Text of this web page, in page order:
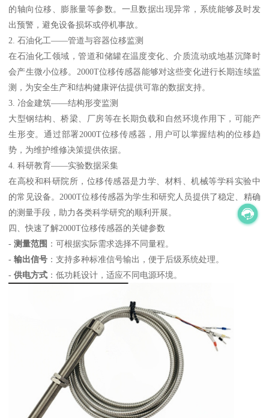
的轴向位移、膨胀量等参数。一旦数据出现异常，系统能够及时发
出预警，避免设备损坏或停机事故。
2. 石油化工——管道与容器位移监测
在石油化工领域，管道和储罐在温度变化、介质流动或地基沉降时
会产生微小位移。2000T位移传感器能够对这些变化进行长期连续监
测，为安全生产和结构健康评估提供可靠的数据支持。
3. 冶金建筑——结构形变监测
大型钢结构、桥梁、厂房等在长期负载和自然环境作用下，可能产
生形变。通过部署2000T位移传感器，用户可以掌握结构的位移趋
势，为维护维修决策提供依据。
4. 科研教育——实验数据采集
在高校和科研院所，位移传感器是力学、材料、机械等学科实验中
的常见设备。2000T位移传感器为学生和研究人员提供了稳定、精确
的测量手段，助力各类科学研究的顺利开展。
四、快速了解2000T位移传感器的关键参数
-测量范围 ：可根据实际需求选择不同量程。
-输出信号 ：支持多种标准信号输出，便于后级系统处理。
-供电方式 ：低功耗设计，适应不同电源环境。